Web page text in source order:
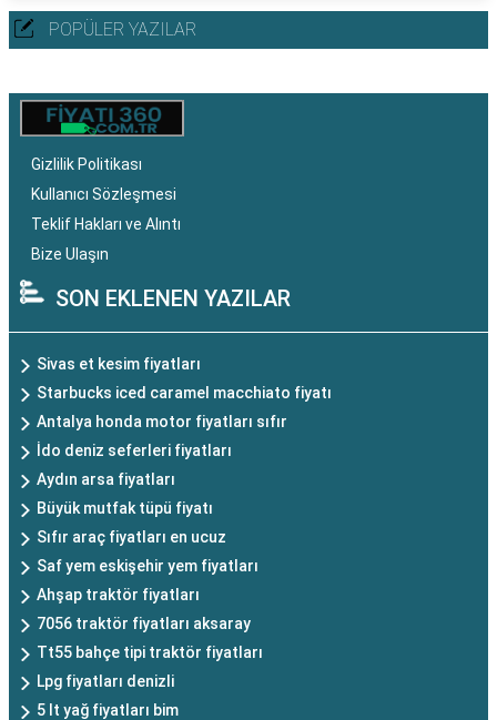
POPÜLER YAZILAR
Gizlilik Politikası
Kullanıcı Sözleşmesi
Teklif Hakları ve Alıntı
Bize Ulaşın
SON EKLENEN YAZILAR
Sivas et kesim fiyatları
Starbucks iced caramel macchiato fiyatı
Antalya honda motor fiyatları sıfır
İdo deniz seferleri fiyatları
Aydın arsa fiyatları
Büyük mutfak tüpü fiyatı
Sıfır araç fiyatları en ucuz
Saf yem eskişehir yem fiyatları
Ahşap traktör fiyatları
7056 traktör fiyatları aksaray
Tt55 bahçe tipi traktör fiyatları
Lpg fiyatları denizli
5 lt yağ fiyatları bim